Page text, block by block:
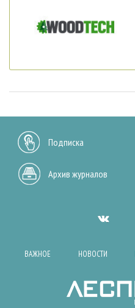
Подписка
Архив журналов
ВАЖНОЕ НОВОСТИ